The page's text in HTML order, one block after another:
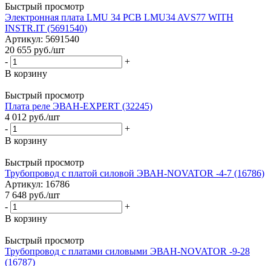
Быстрый просмотр
Электронная плата LMU 34 PCB LMU34 AVS77 WITH
INSTR.IT (5691540)
Артикул: 5691540
20 655 руб./шт
-
+
В корзину
Быстрый просмотр
Плата реле ЭВАН-EXPERT (32245)
4 012 руб./шт
-
+
В корзину
Быстрый просмотр
Трубопровод с платой силовой ЭВАН-NOVATOR -4-7 (16786)
Артикул: 16786
7 648 руб./шт
-
+
В корзину
Быстрый просмотр
Трубопровод с платами силовыми ЭВАН-NOVATOR -9-28
(16787)